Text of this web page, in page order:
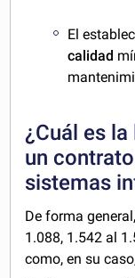
El
calidad
¿Cuál es
un
sistemas
De forma
1.088, 1.542 al
como, en su